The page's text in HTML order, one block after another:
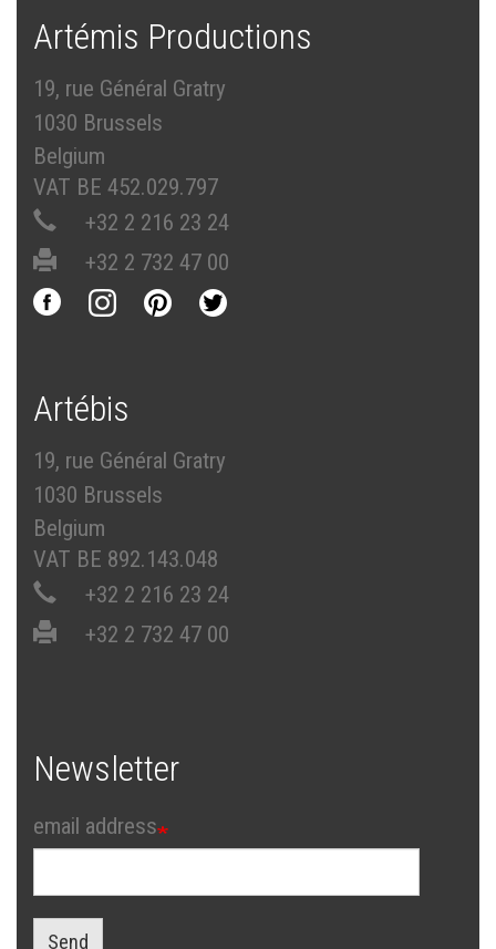
Artémis Productions
19, rue Général Gratry
1030 Brussels
Belgium
VAT BE 452.029.797
+32 2 216 23 24
+32 2 732 47 00
Artébis
19, rue Général Gratry
1030 Brussels
Belgium
VAT BE 892.143.048
+32 2 216 23 24
+32 2 732 47 00
Newsletter
email address
Send